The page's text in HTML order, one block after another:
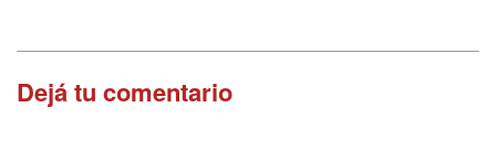
Dejá tu comentario